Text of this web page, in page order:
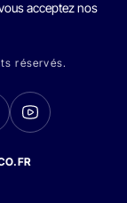
acceptez nos
réservés.